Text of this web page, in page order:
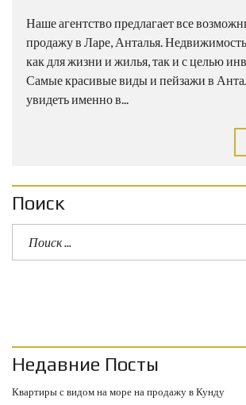
Наше агентство предлагает все
продажу в Ларе, Анталья.
как для жизни и жилья, так и с целью
Самые красивые виды и пейзажи в
увидеть именно в...
Поиск
Недавние Посты
Квартиры с видом на море на продажу в Кунду